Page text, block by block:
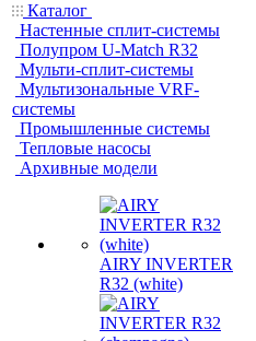
Каталог
Настенные сплит-системы
Полупром U-Match R32
Мульти-сплит-системы
Мультизональные VRF-
системы
Промышленные системы
Тепловые насосы
Архивные модели
AIRY INVERTER
R32 (white)